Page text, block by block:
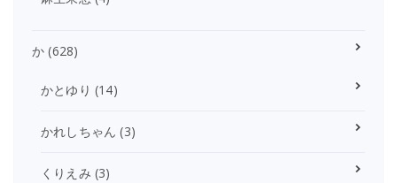
か (628)
かとゆり (14)
かれしちゃん (3)
くりえみ (3)